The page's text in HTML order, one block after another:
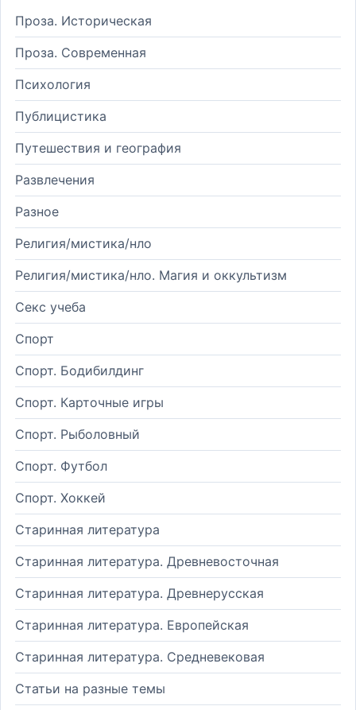
Проза. Историческая
Проза. Современная
Психология
Публицистика
Путешествия и география
Развлечения
Разное
Религия/мистика/нло
Религия/мистика/нло. Магия и оккультизм
Секс учеба
Спорт
Спорт. Бодибилдинг
Спорт. Карточные игры
Спорт. Рыболовный
Спорт. Футбол
Спорт. Хоккей
Старинная литература
Старинная литература. Древневосточная
Старинная литература. Древнерусская
Старинная литература. Европейская
Старинная литература. Средневековая
Статьи на разные темы